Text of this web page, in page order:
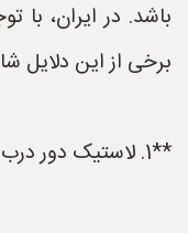
باشد. در ایران، با
برخی از این دلایل
**1. لاستیک دور درب (واشر درب):**